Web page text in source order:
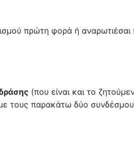
πρώτη φορά ή αναρωτιέσαι
(που είναι και το
τους παρακάτω δύο